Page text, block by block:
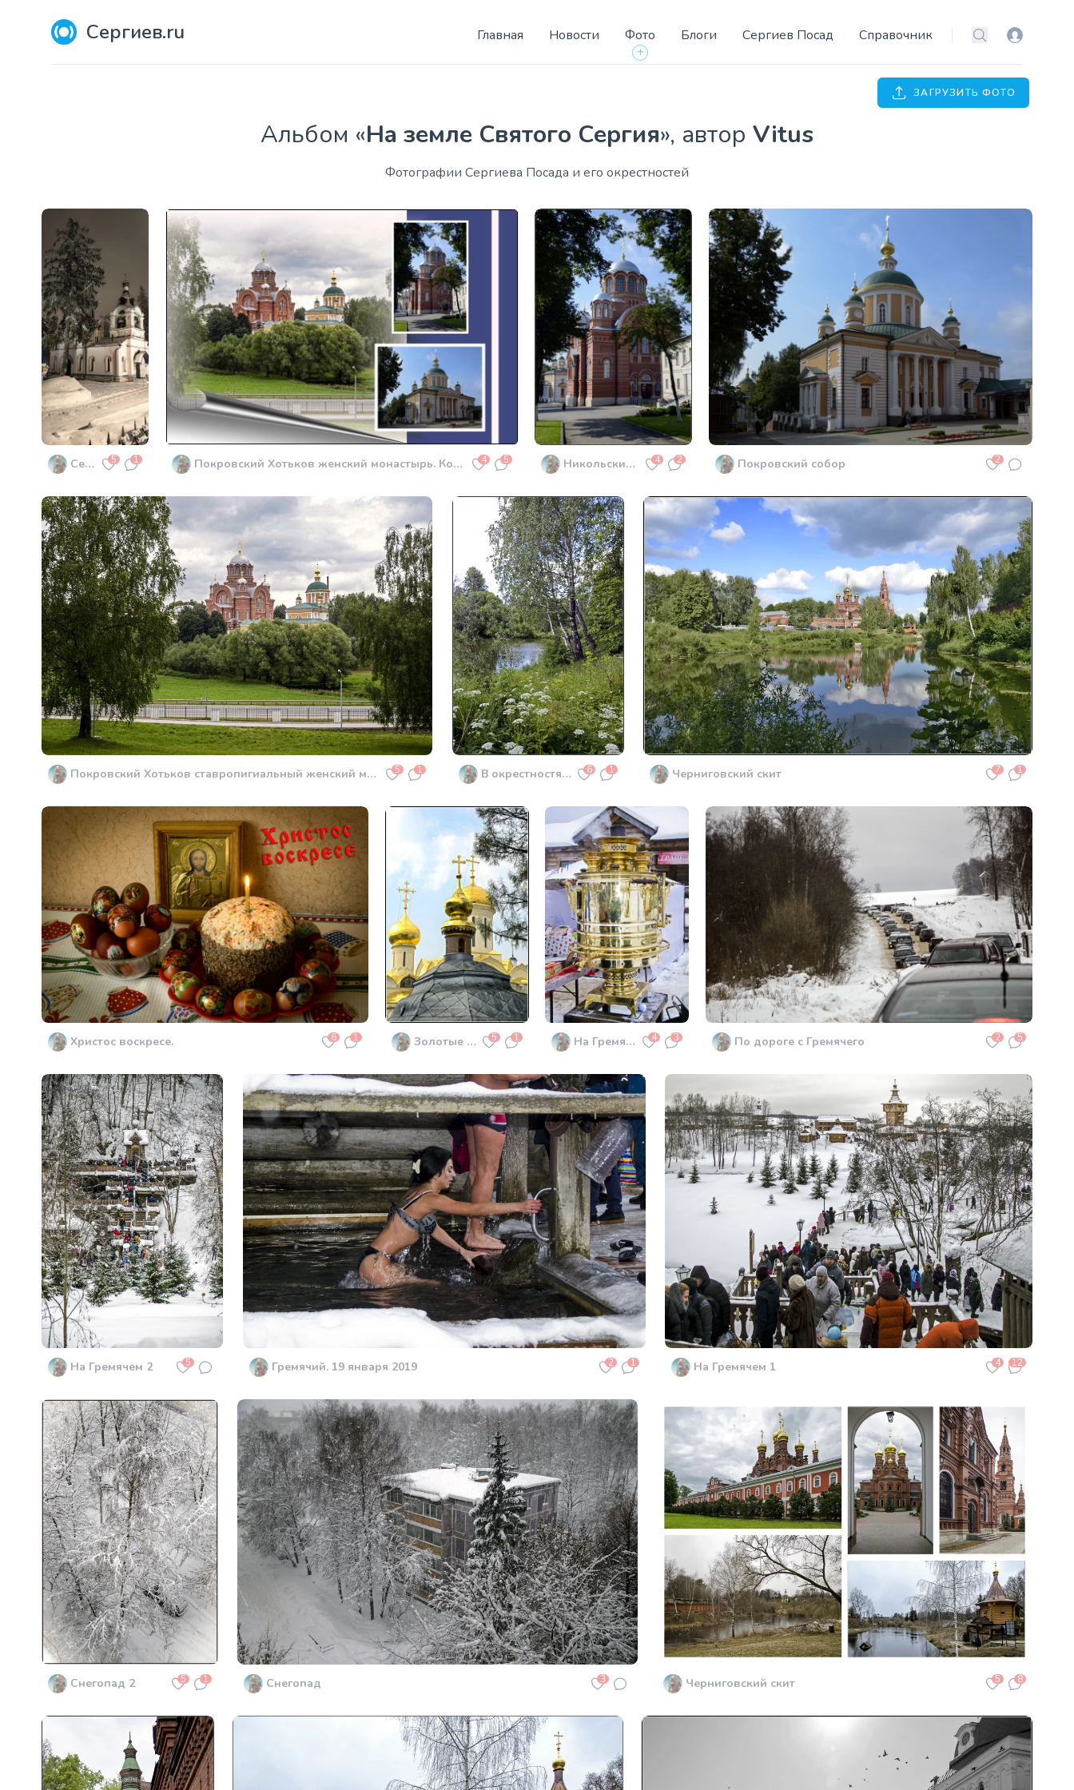
Сергиев.ru Главная Новости
Фото
+
Блоги Сергиев Посад Справочник Поиск Вход
ЗАГРУЗИТЬ ФОТО
Aльбом «На земле Святого Сергия», автор Vitus
Фотографии Сергиева Посада и его окрестностей
Семхоз. Сергиевская церковь. Православный храм. 5 1 Покровский Хотьков женский монастырь. Коллаж. 4 5 Никольский собор 4 2 Покровский собор 2
Покровский Хотьков ставропигиальный женский монастырь 5 1 В окрестностях Черниговского скита 6 1 Черниговский скит 7 1
Христос воскресе. 6 1 Золотые купола 5 1 На Гремячем 3 4 3 По дороге с Гремячего 2 5
На Гремячем 2 5 Гремячий. 19 января 2019 2 1 На Гремячем 1 4 12
Снегопад 2 5 1 Снегопад 3 Черниговский скит 5 8